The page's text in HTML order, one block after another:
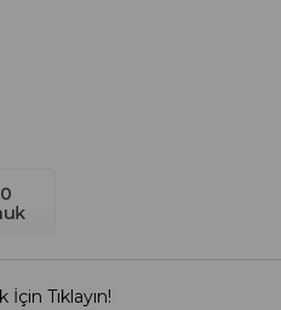
Tıklayın!